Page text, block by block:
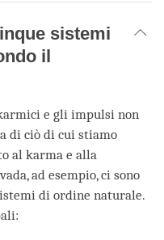
sistemi
il
e gli impulsi non
di ciò di cui stiamo
al karma e alla
ad esempio, ci sono
di ordine naturale.